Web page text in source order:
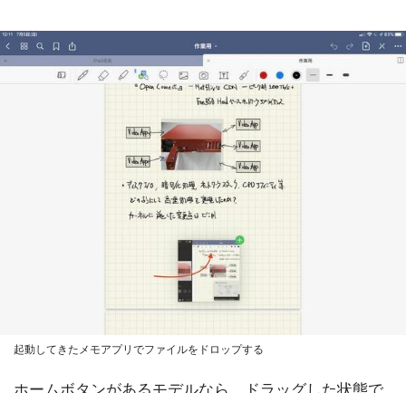
起動してきたメモアプリでファイルをドロップする
ホームボタンがあるモデルなら、ドラッグした状態で